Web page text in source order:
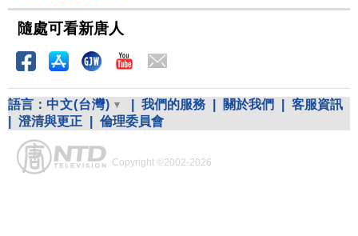
隨處可看新唐人
語言： 中文(台灣) 我們的服務 關於我們
客服資訊
澄清與更正 倫理委員會
Copyright ©2002-2026